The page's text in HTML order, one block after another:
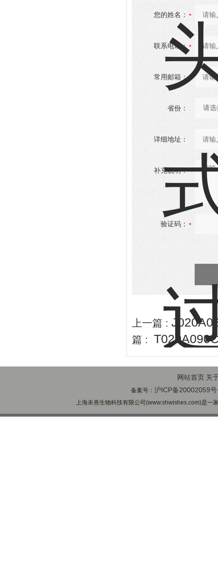
您的姓名：
联系电话：
常用邮箱：
省份：
详细地址：
补充说明：
验证码：
上一篇 :
篇 :
网站首页 关
备案号：沪ICP备20002059
上海未熹生物科技有限公司(www.shwishes.com)是一